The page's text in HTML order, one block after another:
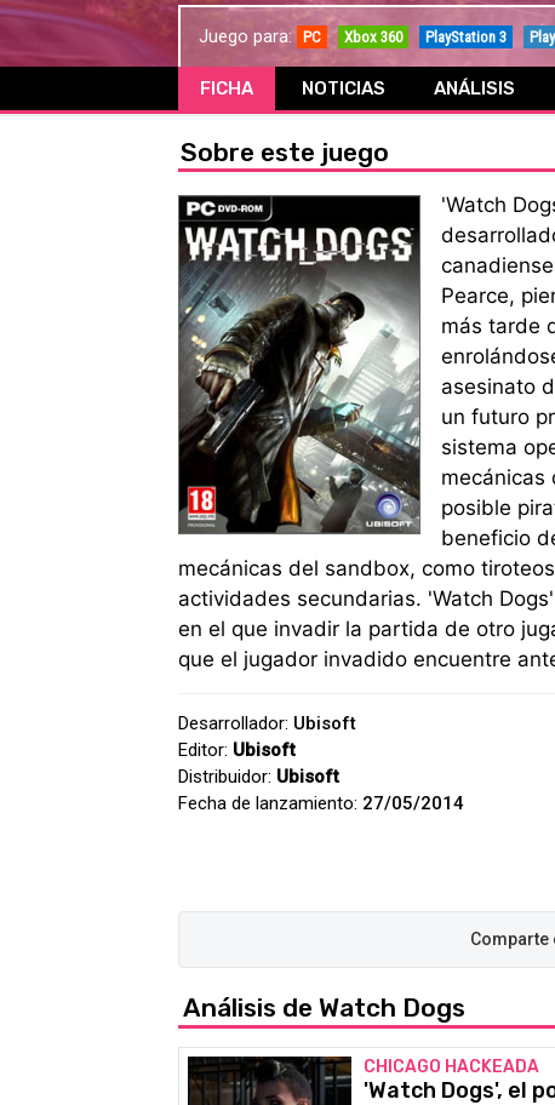
Juego para: PC Xbox 360 PlayStation 3
FICHA NOTICIAS ANÁLISIS
Sobre este juego
'Watch
Pearce,
más tarde
asesinato
un futuro
sistema
mecánicas
posible
beneficio
mecánicas del sandbox, como
actividades secundarias. 'Watch
en el que invadir la partida de otro
que el jugador invadido encuentre
Desarrollador: Ubisoft
Editor: Ubisoft
Distribuidor: Ubisoft
Fecha de lanzamiento: 27/05/2014
Análisis de Watch Dogs
CHICAGO HACKEADA
'Watch Dogs', el